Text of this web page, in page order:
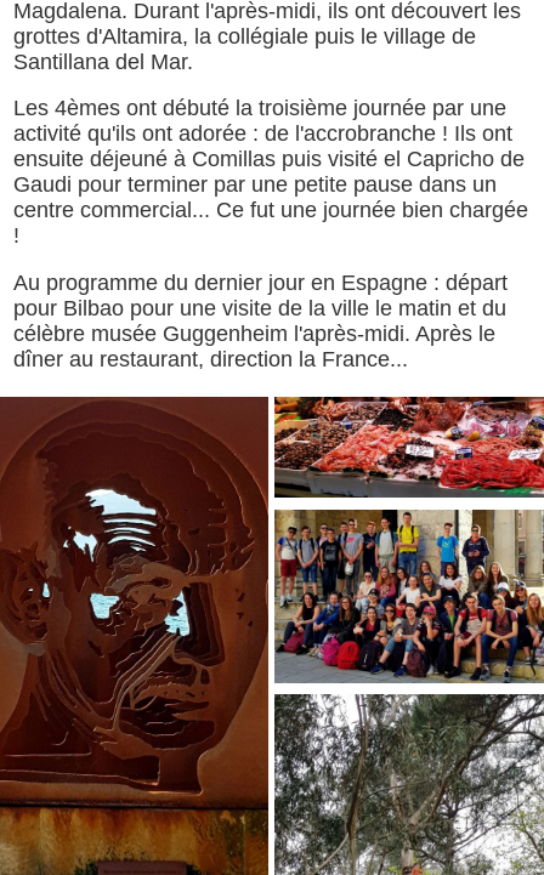
Magdalena. Durant l'après-midi, ils ont découvert les
grottes d'Altamira, la collégiale puis le village de
Santillana del Mar.
Les 4èmes ont débuté la troisième journée par une
activité qu'ils ont adorée : de l'accrobranche ! Ils ont
ensuite déjeuné à Comillas puis visité el Capricho de
Gaudi pour terminer par une petite pause dans un
centre commercial... Ce fut une journée bien chargée
!
Au programme du dernier jour en Espagne : départ
pour Bilbao pour une visite de la ville le matin et du
célèbre musée Guggenheim l'après-midi. Après le
dîner au restaurant, direction la France...